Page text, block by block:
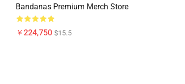
Bandanas Premium Merch Store
￥224,750 $15.5